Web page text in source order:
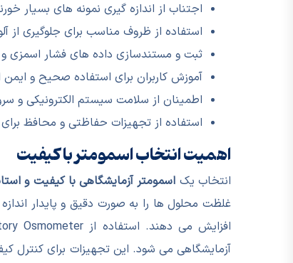
اجتناب از اندازه گیری نمونه های بسیار
استفاده از ظروف مناسب برای جلوگیری از
ثبت و مستندسازی داده های فشار اسمزی
آموزش کاربران برای استفاده صحیح و ایمن
اطمینان از سلامت سیستم الکترونیکی و
استفاده از تجهیزات حفاظتی و محافظ برای
اهمیت انتخاب اسمومتر با کیفیت
انتخاب یک اسمومتر آزمایشگاهی با کیفیت و
غلظت محلول ها را به صورت دقیق و پایدار
آزمایشگاهی می شود. این تجهیزات برای کنترل